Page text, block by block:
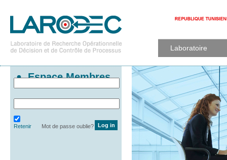
Laboratoire
Espace Membres
Retenir Mot de passe oublie?